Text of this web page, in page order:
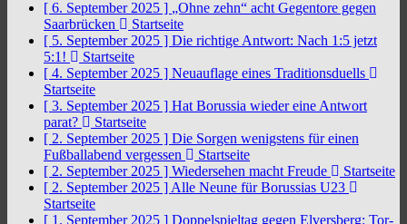
[ 6. September 2025 ] „Ohne zehn“ acht Gegentore gegen
Saarbrücken
Startseite
[ 5. September 2025 ] Die richtige Antwort: Nach 1:5 jetzt
5:1!
Startseite
[ 4. September 2025 ] Neuauflage eines Traditionsduells
Startseite
[ 3. September 2025 ] Hat Borussia wieder eine Antwort
parat?
Startseite
[ 2. September 2025 ] Die Sorgen wenigstens für einen
Fußballabend vergessen
Startseite
[ 2. September 2025 ] Wiedersehen macht Freude
Startseite
[ 2. September 2025 ] Alle Neune für Borussias U23
Startseite
[ 1. September 2025 ] Doppelspieltag gegen Elversberg: Tor-